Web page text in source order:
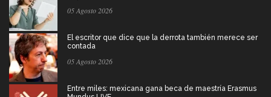
05 Agosto 2026
El escritor que dice que la derrota también merece ser
contada
05 Agosto 2026
Entre miles: mexicana gana beca de maestría Erasmus